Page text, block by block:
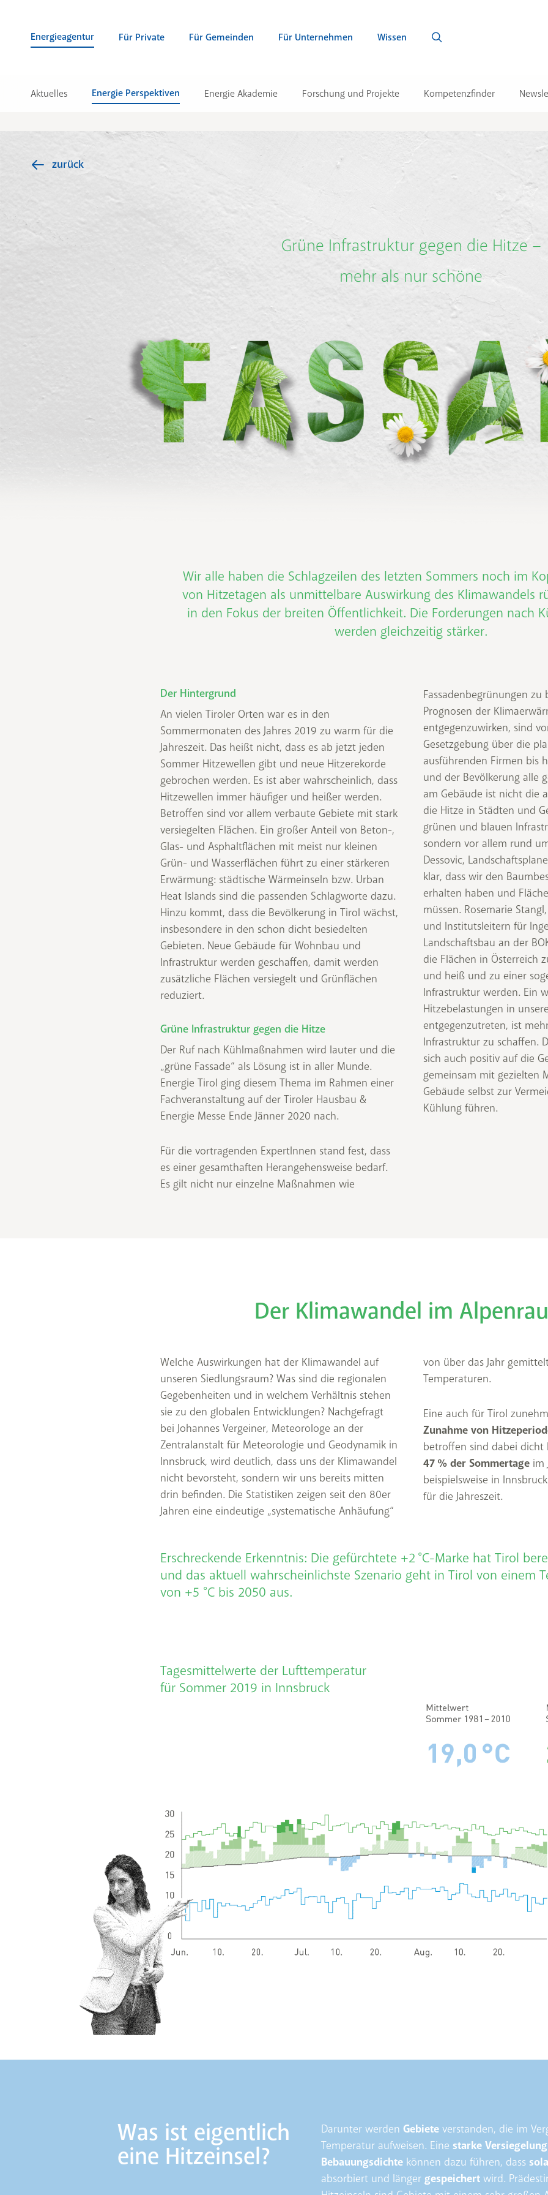
Energieagentur Für Private Für Gemeinden Für Unternehmen Wissen
Aktuelles Energie Perspektiven Energie Akademie Forschung und Projekte Kompetenzfinder
zurück
Grüne Infrastruktur gegen die Hitze –
mehr als nur schöne
Wir alle haben die Schlagzeilen des letzten Sommers noch im
von Hitzetagen als unmittelbare Auswirkung des Klimawandels
in den Fokus der breiten Öffentlichkeit. Die Forderungen nach
werden gleichzeitig stärker.
Der Hintergrund
An vielen Tiroler Orten war es in den
Sommermonaten des Jahres 2019 zu warm für die
Jahreszeit. Das heißt nicht, dass es ab jetzt jeden
Sommer Hitzewellen gibt und neue Hitzerekorde
gebrochen werden. Es ist aber wahrscheinlich, dass
Hitzewellen immer häufiger und heißer werden.
Betroffen sind vor allem verbaute Gebiete mit stark
versiegelten Flächen. Ein großer Anteil von Beton-,
Glas- und Asphaltflächen mit meist nur kleinen
Grün- und Wasserflächen führt zu einer stärkeren
Erwärmung: städtische Wärmeinseln bzw. Urban
Heat Islands sind die passenden Schlagworte dazu.
Hinzu kommt, dass die Bevölkerung in Tirol wächst,
insbesondere in den schon dicht besiedelten
Gebieten. Neue Gebäude für Wohnbau und
Infrastruktur werden geschaffen, damit werden
zusätzliche Flächen versiegelt und Grünflächen
reduziert.
Grüne Infrastruktur gegen die Hitze
Der Ruf nach Kühlmaßnahmen wird lauter und die
„grüne Fassade“ als Lösung ist in aller Munde.
Energie Tirol ging diesem Thema im Rahmen einer
Fachveranstaltung auf der Tiroler Hausbau &
Energie Messe Ende Jänner 2020 nach.
Für die vortragenden ExpertInnen stand fest, dass
es einer gesamthaften Herangehensweise bedarf.
Es gilt nicht nur einzelne Maßnahmen wie
Fassadenbegrünungen
Prognosen der
entgegenzuwirken, sind
Gesetzgebung über die
ausführenden Firmen bis
und der Bevölkerung alle
am Gebäude ist nicht die
die Hitze in Städten und
grünen und blauen
sondern vor allem rund
Dessovic,
klar, dass wir den
erhalten haben und
müssen. Rosemarie
und Institutsleitern für
Landschaftsbau an der
die Flächen in Österreich
und heiß und zu einer
Infrastruktur werden. Ein
Hitzebelastungen in
entgegenzutreten, ist
Infrastruktur zu schaffen.
sich auch positiv auf die
gemeinsam mit gezielten
Gebäude selbst zur
Kühlung führen.
Der Klimawandel im
Welche Auswirkungen hat der Klimawandel auf
unseren Siedlungsraum? Was sind die regionalen
Gegebenheiten und in welchem Verhältnis stehen
sie zu den globalen Entwicklungen? Nachgefragt
bei Johannes Vergeiner, Meteorologe an der
Zentralanstalt für Meteorologie und Geodynamik in
Innsbruck, wird deutlich, dass uns der Klimawandel
nicht bevorsteht, sondern wir uns bereits mitten
drin befinden. Die Statistiken zeigen seit den 80er
Jahren eine eindeutige „systematische Anhäufung“
von über das Jahr gemittelt, erhöhten
Temperaturen.
Eine auch für Tirol
Zunahme von
betroffen sind dabei dicht
47 % der Sommertage im
beispielsweise in
für die Jahreszeit.
Erschreckende Erkenntnis: Die gefürchtete +2 °C-Marke hat Tirol
und das aktuell wahrscheinlichste Szenario geht in Tirol von einem
von +5 °C bis 2050 aus.
Tagesmittelwerte der Lufttemperatur
für Sommer 2019 in Innsbruck
Was ist eigentlich
eine Hitzeinsel?
Darunter werdenGebiete verstanden, die im
Temperatur aufweisen. Eine starke
Bebauungsdichte können dazu führen, dass
absorbiert und länger gespeichert wird.